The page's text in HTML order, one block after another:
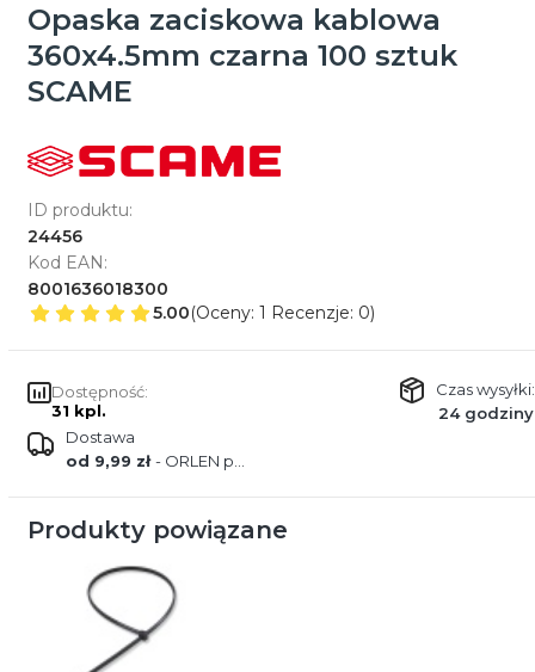
Opaska zaciskowa kablowa
360x4.5mm czarna 100 sztuk
SCAME
ID produktu:
24456
Kod EAN:
8001636018300
5.00(Oceny: 1 Recenzje: 0)
Dostępność:
31 kpl.
Czas wysyłki:
24 godziny
Dostawa
od 9,99 zł- ORLEN paczka
Produkty powiązane